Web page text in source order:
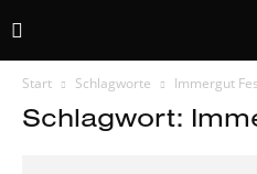
Start Schlagworte Immergut
Schlagwort: